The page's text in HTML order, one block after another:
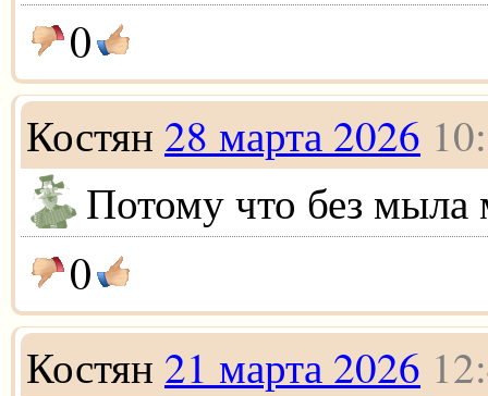
0
Костян 28 марта 2026
Потому что без мыла
0
Костян 21 марта 2026